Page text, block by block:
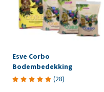
Esve Corbo
Bodembedekking
(28)